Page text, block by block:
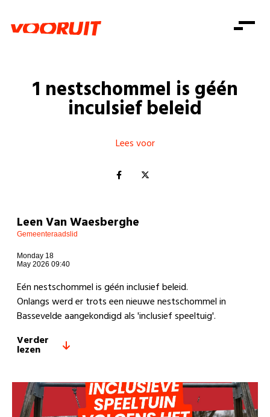
Zorg
Gelijke kansen
Welzijn
Consumentenbescherming
Kinderen en jongeren
Onze mensen
Standpunten
Vacatures
Doe mee
Doe mee
Word lid
Shop
Login
1 nestschommel is géén
inculsief beleid
Lees voor
Leen Van Waesberghe
Gemeenteraadslid
Monday 18
May 2026 09:40
Eén nestschommel is géén inclusief beleid.
Onlangs werd er trots een nieuwe nestschommel in
Bassevelde aangekondigd als 'inclusief speeltuig'.
Verder
lezen